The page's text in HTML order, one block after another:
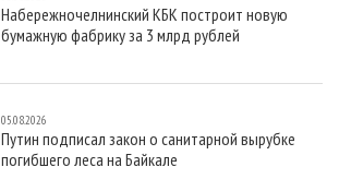
Набережночелнинский КБК построит новую
бумажную фабрику за 3 млрд рублей
05.08.2026
Путин подписал закон о санитарной вырубке
погибшего леса на Байкале